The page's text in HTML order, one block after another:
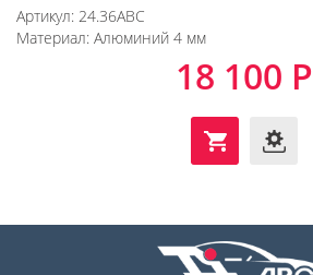
Артикул: 24.36ABC
Материал: Алюминий 4 мм
18 100 Р